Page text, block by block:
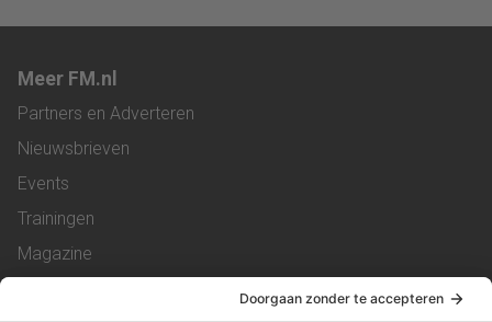
Meer FM.nl
Partners en Adverteren
Nieuwsbrieven
Events
Trainingen
Magazine